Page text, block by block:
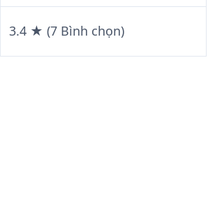
3.4 ★ (7 Bình chọn)